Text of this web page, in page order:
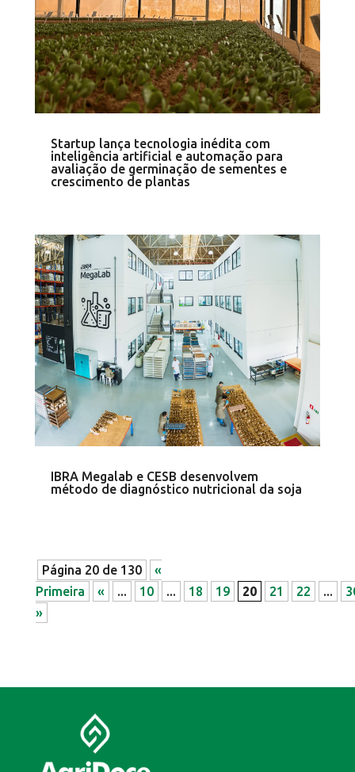
Startup lança tecnologia inédita com
inteligência artificial e automação para
avaliação de germinação de sementes e
crescimento de plantas
IBRA Megalab e CESB desenvolvem
método de diagnóstico nutricional da soja
Página 20 de 130
«
Primeira
« ... 10 ... 18 19 20 21 22 ...
»